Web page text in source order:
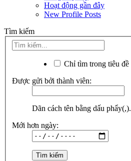
Hoạt động gần đây
New Profile Posts
Tìm kiếm
Chỉ tìm trong tiêu đề
Được gửi bởi thành viên:
Dãn cách tên bằng dấu phẩy(,).
Mới hơn ngày: